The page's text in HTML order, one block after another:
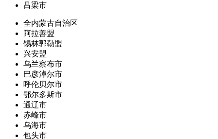
吕梁市
全内蒙古自治区
阿拉善盟
锡林郭勒盟
兴安盟
乌兰察布市
巴彦淖尔市
呼伦贝尔市
鄂尔多斯市
通辽市
赤峰市
乌海市
包头市